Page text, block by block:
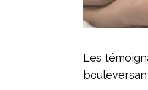
Les